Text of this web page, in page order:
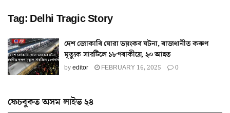
Tag: Delhi Tragic Story
দেশ জোকাৰি যোৱা ভয়ংকৰ ঘটনা, ৰাজধানীত কৰুণ
মৃত্যুক সাৱটিলে ১৮গৰাকীয়ে, ২০ আহত
byeditor FEBRUARY 16, 2025 0
ফেচবুকত অসম লাইভ ২৪